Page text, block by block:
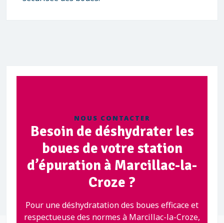
NOUS CONTACTER
Besoin de déshydrater les
boues de votre station
d’épuration à Marcillac-la-
Croze ?
Pour une déshydratation des boues efficace et
respectueuse des normes à Marcillac-la-Croze,